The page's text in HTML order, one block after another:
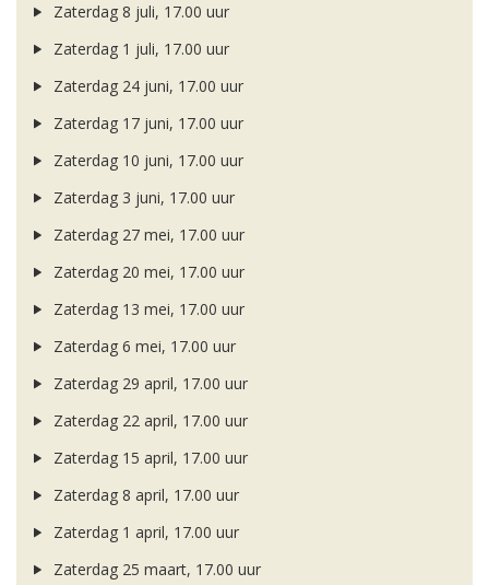
Zaterdag 8 juli, 17.00 uur
Zaterdag 1 juli, 17.00 uur
Zaterdag 24 juni, 17.00 uur
Zaterdag 17 juni, 17.00 uur
Zaterdag 10 juni, 17.00 uur
Zaterdag 3 juni, 17.00 uur
Zaterdag 27 mei, 17.00 uur
Zaterdag 20 mei, 17.00 uur
Zaterdag 13 mei, 17.00 uur
Zaterdag 6 mei, 17.00 uur
Zaterdag 29 april, 17.00 uur
Zaterdag 22 april, 17.00 uur
Zaterdag 15 april, 17.00 uur
Zaterdag 8 april, 17.00 uur
Zaterdag 1 april, 17.00 uur
Zaterdag 25 maart, 17.00 uur